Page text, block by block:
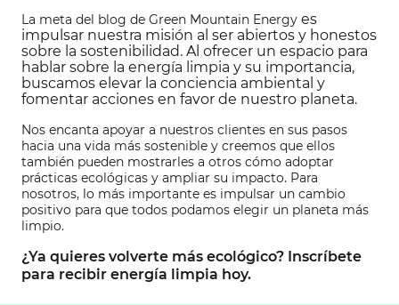
La meta del blog de Green Mountain Energy es
impulsar nuestra misión al ser abiertos y honestos
sobre la sostenibilidad. Al ofrecer un espacio para
hablar sobre la energía limpia y su importancia,
buscamos elevar la conciencia ambiental y
fomentar acciones en favor de nuestro planeta.
Nos encanta apoyar a nuestros clientes en sus pasos
hacia una vida más sostenible y creemos que ellos
también pueden mostrarles a otros cómo adoptar
prácticas ecológicas y ampliar su impacto. Para
nosotros, lo más importante es impulsar un cambio
positivo para que todos podamos elegir un planeta más
limpio.
¿Ya quieres volverte más ecológico? Inscríbete
para recibir energía limpia hoy.